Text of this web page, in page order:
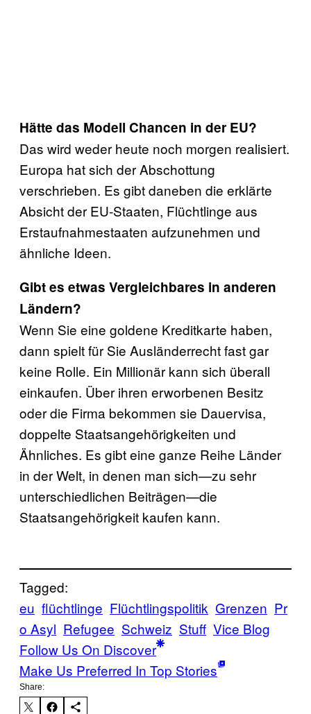
Hätte das Modell Chancen in der EU?
Das wird weder heute noch morgen realisiert.
Europa hat sich der Abschottung
verschrieben. Es gibt daneben die erklärte
Absicht der EU-Staaten, Flüchtlinge aus
Erstaufnahmestaaten aufzunehmen und
ähnliche Ideen.
Gibt es etwas Vergleichbares in anderen
Ländern?
Wenn Sie eine goldene Kreditkarte haben,
dann spielt für Sie Ausländerrecht fast gar
keine Rolle. Ein Millionär kann sich überall
einkaufen. Über ihren erworbenen Besitz
oder die Firma bekommen sie Dauervisa,
doppelte Staatsangehörigkeiten und
Ähnliches. Es gibt eine ganze Reihe Länder
in der Welt, in denen man sich—zu sehr
unterschiedlichen Beiträgen—die
Staatsangehörigkeit kaufen kann.
Tagged:
eu flüchtlinge Flüchtlingspolitik Grenzen Pr
o Asyl Refugee Schweiz Stuff Vice Blog
Follow Us On Discover
Make Us Preferred In Top Stories
Share: